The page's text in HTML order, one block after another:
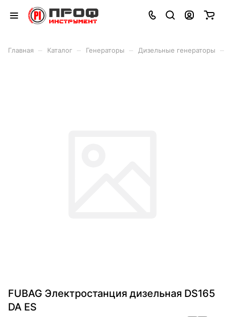
Главная Каталог Генераторы Дизельные генераторы
FUBAG Электростанция дизельная DS165
DA ES